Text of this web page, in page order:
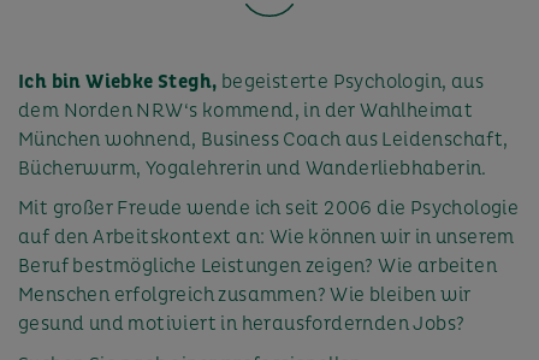
Ich bin Wiebke Stegh, begeisterte Psychologin, aus
dem Norden NRW‘s kommend, in der Wahlheimat
München wohnend, Business Coach aus Leidenschaft,
Bücherwurm, Yogalehrerin und Wanderliebhaberin.
Mit großer Freude wende ich seit 2006 die Psychologie
auf den Arbeitskontext an: Wie können wir in unserem
Beruf bestmögliche Leistungen zeigen? Wie arbeiten
Menschen erfolgreich zusammen? Wie bleiben wir
gesund und motiviert in herausfordernden Jobs?